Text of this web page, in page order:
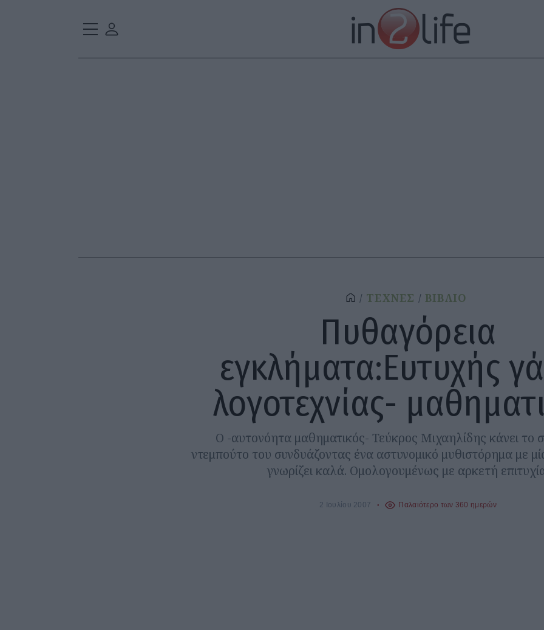
ΤΕΧΝΕΣ ΒΙΒΛΙΟ
Πυθαγόρεια
εγκλήματα:Ευτυχής
λογοτεχνίας-
Ο -αυτονόητα μαθηματικός- Τεύκρος Μιχαηλίδης κάνει το
ντεμπούτο του συνδυάζοντας ένα αστυνομικό μυθιστόρημα με
γνωρίζει καλά. Ομολογουμένως με αρκετή
2 Ιουλίου 2007 Παλαιότερο των 360 ημερών